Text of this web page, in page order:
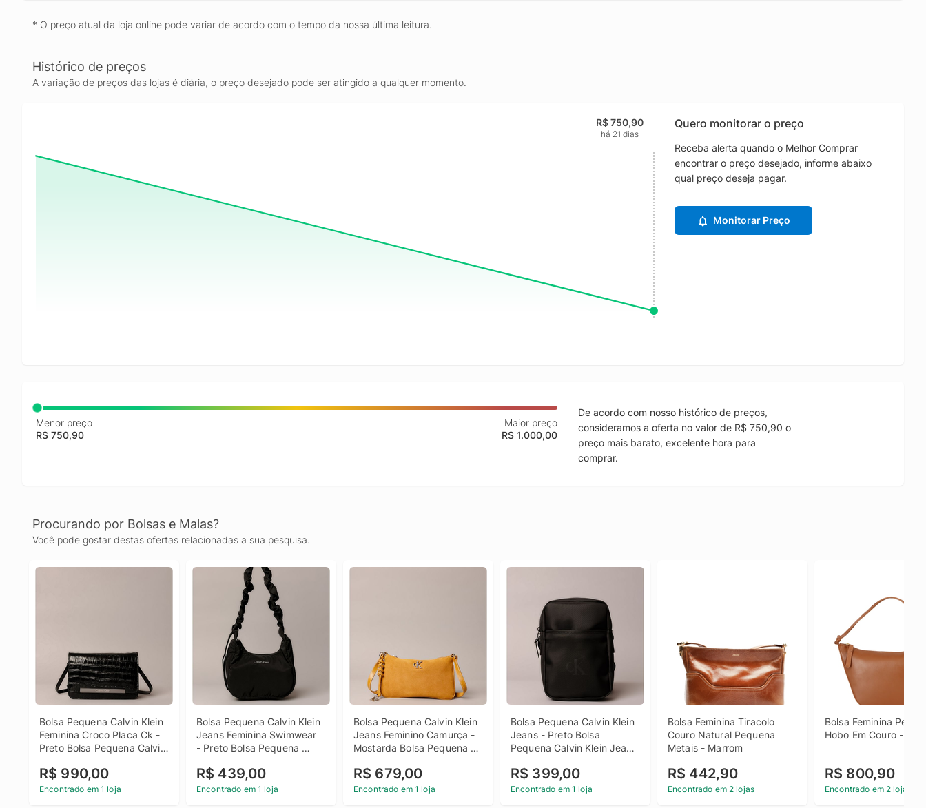
* O preço atual da loja online pode variar de acordo com o tempo da nossa última leitura.
Histórico de preços
A variação de preços das lojas é diária, o preço desejado pode ser atingido a qualquer momento.
R$ 750,90
há 21 dias
Quero monitorar o preço
Receba alerta quando o Melhor Comprar
encontrar o preço desejado, informe abaixo
qual preço deseja pagar.
Monitorar Preço
Menor preço
R$ 750,90
Maior preço
R$ 1.000,00
De acordo com nosso histórico de preços,
consideramos a oferta no valor de R$ 750,90 o
preço mais barato, excelente hora para
comprar.
Procurando por Bolsas e Malas?
Você pode gostar destas ofertas relacionadas a sua pesquisa.
Bolsa Pequena Calvin Klein
Feminina Croco Placa Ck -
Preto Bolsa Pequena Calvin
Ck Preto u
R$ 990,00
Encontrado em 1 loja
Bolsa Pequena Calvin Klein
Jeans Feminina Swimwear
- Preto Bolsa Pequena
Swimwear Preto u
R$ 439,00
Encontrado em 1 loja
Bolsa Pequena Calvin Klein
Jeans Feminino Camurça -
Mostarda Bolsa Pequena
Camurça Mostarda u
R$ 679,00
Encontrado em 1 loja
Bolsa Pequena Calvin Klein
Jeans - Preto Bolsa
Pequena Calvin Klein Jeans
R$ 399,00
Encontrado em 1 loja
Bolsa Feminina Tiracolo
Couro Natural Pequena
Metais - Marrom
R$ 442,90
Encontrado em 2 lojas
Bolsa Feminina
Hobo Em Couro -
R$ 800,90
Encontrado em 2 lojas